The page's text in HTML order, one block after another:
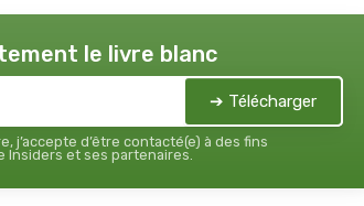
le livre blanc
➔ Télécharger
j’accepte d’être contacté(e) à des fins
Insiders et ses partenaires.